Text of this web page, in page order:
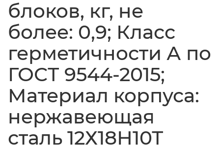
блоков, кг, не
более: 0,9; Класс
герметичности А по
ГОСТ 9544-2015;
Материал корпуса:
нержавеющая
сталь 12Х18Н10Т